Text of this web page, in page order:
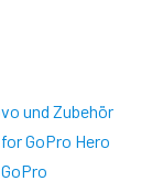
und Zubehör
GoPro Hero